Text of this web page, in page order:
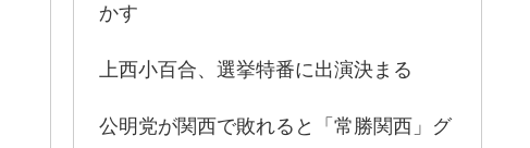
かす
上西小百合、選挙特番に出演決まる
公明党が関西で敗れると「常勝関西」グ